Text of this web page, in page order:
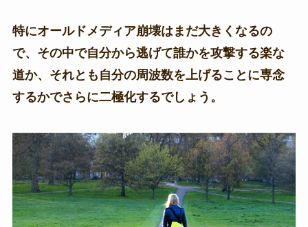
特にオールドメディア崩壊はまだ大きくなるの
で、その中で自分から逃げて誰かを攻撃する楽な
道か、それとも自分の周波数を上げることに専念
するかでさらに二極化するでしょう。